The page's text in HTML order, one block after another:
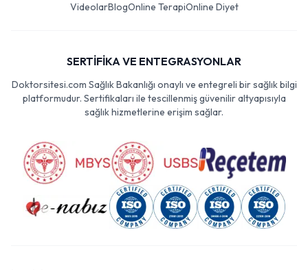
VideolarBlogOnline TerapiOnline Diyet
SERTİFİKA VE ENTEGRASYONLAR
Doktorsitesi.com Sağlık Bakanlığı onaylı ve entegreli bir sağlık bilgi
platformudur. Sertifikaları ile tescillenmiş güvenilir altyapısıyla
sağlık hizmetlerine erişim sağlar.